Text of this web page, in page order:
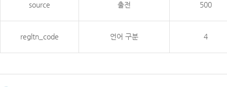
source 출전 500
regltn_code 언어 구분 4